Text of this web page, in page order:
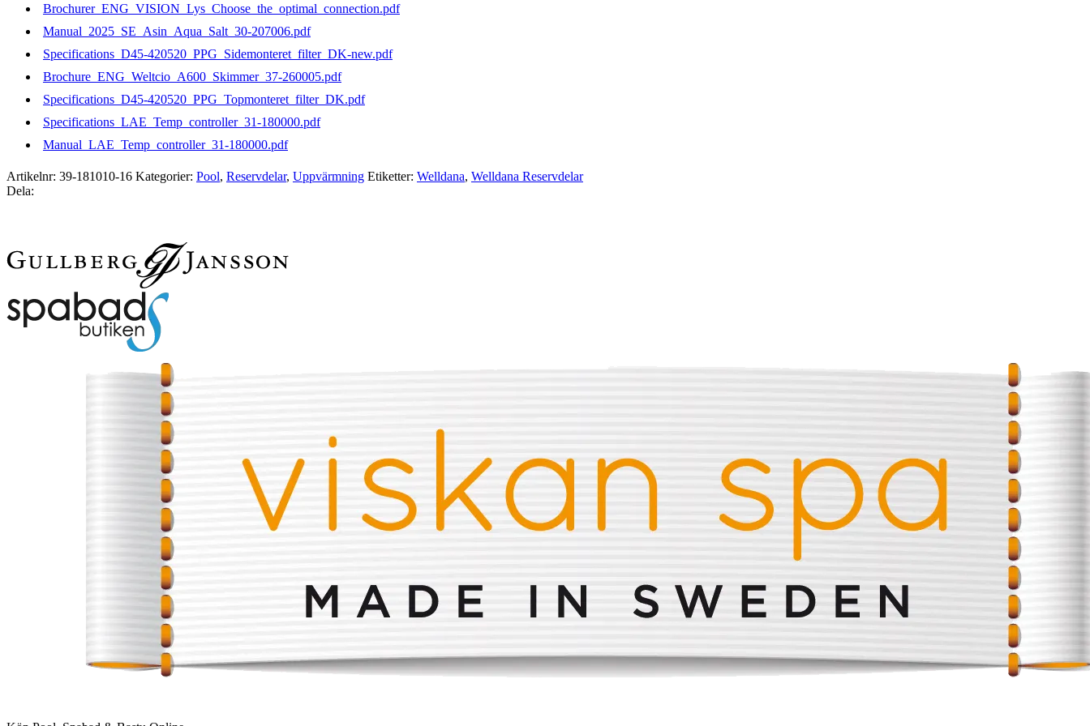
Brochurer_ENG_VISION_Lys_Choose_the_optimal_connection.pdf
Manual_2025_SE_Asin_Aqua_Salt_30-207006.pdf
Specifications_D45-420520_PPG_Sidemonteret_filter_DK-new.pdf
Brochure_ENG_Weltcio_A600_Skimmer_37-260005.pdf
Specifications_D45-420520_PPG_Topmonteret_filter_DK.pdf
Specifications_LAE_Temp_controller_31-180000.pdf
Manual_LAE_Temp_controller_31-180000.pdf
Artikelnr: 39-181010-16 Kategorier: Pool, Reservdelar, Uppvärmning Etiketter: Welldana, Welldana Reservdelar
Dela: